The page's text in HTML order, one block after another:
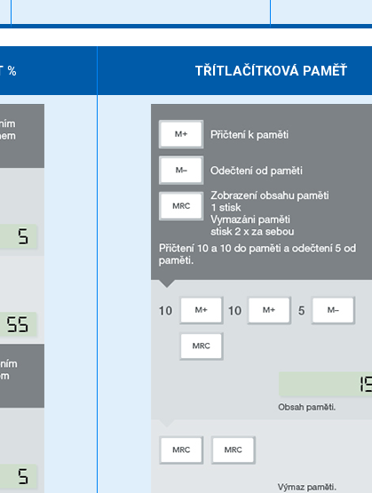
% TŘÍTLAČÍTKOVÁ PAMĚŤ